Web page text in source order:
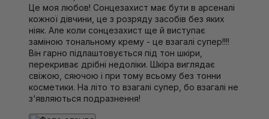
Це моя любов! Сонцезахист має бути в арсеналі
кожної дівчини, це з розряду засобів без яких
ніяк. Але коли сонцезахист ще й виступає
заміною тональному крему - це взагалі супер!!!!
Він гарно підлаштовується під тон шкіри,
перекриває дрібні недоліки. Шкіра виглядає
свіжою, сяючою і при тому всьому без тонни
косметики. На літо то взагалі супер, бо взагалі не
з‘являються подразнення!